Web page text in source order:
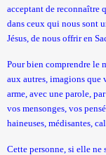
acceptant de reconnaître
dans ceux qui nous sont
Jésus, de nous offrir en
Pour bien comprendre le
aux autres, imagions que
arme, avec une parole,
vos mensonges, vos
haineuses, médisantes,
Cette personne, si elle ne